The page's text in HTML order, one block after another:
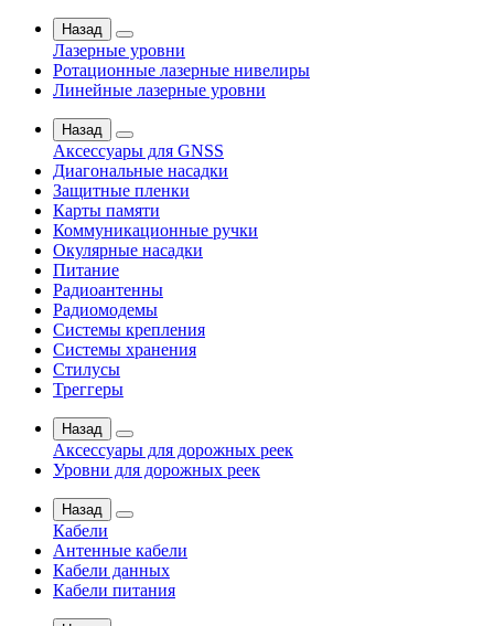
Назад
Лазерные уровни
Ротационные лазерные нивелиры
Линейные лазерные уровни
Назад
Аксессуары для GNSS
Диагональные насадки
Защитные пленки
Карты памяти
Коммуникационные ручки
Окулярные насадки
Питание
Радиоантенны
Радиомодемы
Системы крепления
Системы хранения
Стилусы
Треггеры
Назад
Аксессуары для дорожных реек
Уровни для дорожных реек
Назад
Кабели
Антенные кабели
Кабели данных
Кабели питания